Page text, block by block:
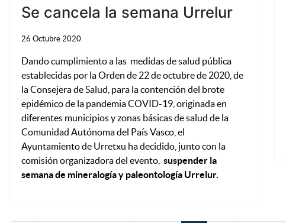
Se cancela la semana Urrelur
26 Octubre 2020
Dando cumplimiento a las medidas de salud pública
establecidas por la Orden de 22 de octubre de 2020, de
la Consejera de Salud, para la contención del brote
epidémico de la pandemia COVID-19, originada en
diferentes municipios y zonas básicas de salud de la
Comunidad Autónoma del País Vasco, el
Ayuntamiento de Urretxu ha decidido, junto con la
comisión organizadora del evento, suspender la
semana de mineralogía y paleontología Urrelur.